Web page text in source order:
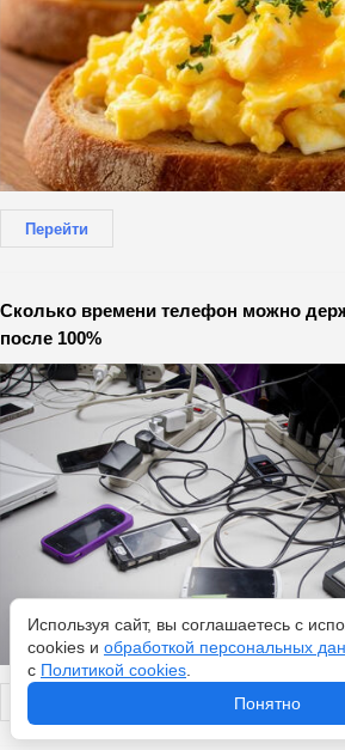
Перейти
Сколько времени телефон можно
после 100%
Используя сайт, вы соглашаетесь с
cookies и обработкой персональных
с Политикой cookies
Понятно